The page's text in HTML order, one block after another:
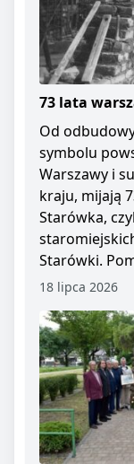
73 lata
Od
symbolu
Warszawy i
kraju, mijają
Starówka,
Starówki.
18 lipca 2026